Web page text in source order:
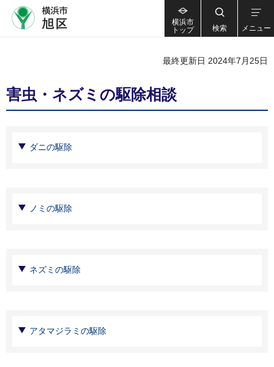
横浜市
トップ
検索 メニュー
最終更新日 2024年7月25日
害虫・ネズミの駆除相談
ダニの駆除
ノミの駆除
ネズミの駆除
アタマジラミの駆除